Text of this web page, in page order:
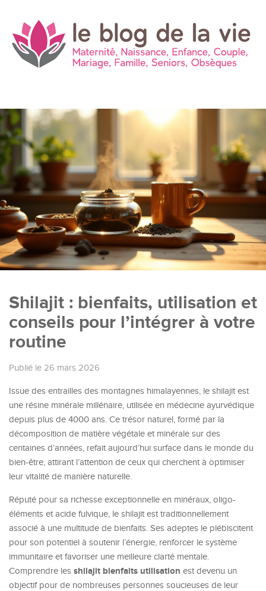
Shilajit : bienfaits, utilisation et
conseils pour l’intégrer à votre
routine
Publié le 26 mars 2026
Issue des entrailles des montagnes himalayennes, le shilajit est
une résine minérale millénaire, utilisée en médecine ayurvédique
depuis plus de 4000 ans. Ce trésor naturel, formé par la
décomposition de matière végétale et minérale sur des
centaines d’années, refait aujourd’hui surface dans le monde du
bien-être, attirant l’attention de ceux qui cherchent à optimiser
leur vitalité de manière naturelle.
Réputé pour sa richesse exceptionnelle en minéraux, oligo-
éléments et acide fulvique, le shilajit est traditionnellement
associé à une multitude de bienfaits. Ses adeptes le plébiscitent
pour son potentiel à soutenir l’énergie, renforcer le système
immunitaire et favoriser une meilleure clarté mentale.
Comprendre les shilajit bienfaits utilisation est devenu un
objectif pour de nombreuses personnes soucieuses de leur